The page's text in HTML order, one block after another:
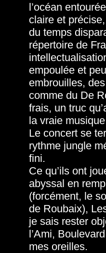
l’océan
claire et
du temps
répertoire de
empoulée et
embrouilles,
comme du De
frais, un truc
la vraie
Le concert se
rythme jungle
fini.
Ce qu’ils ont
abyssal en
(forcément, le
de Roubaix),
je sais rester
l’Ami,
mes oreilles.